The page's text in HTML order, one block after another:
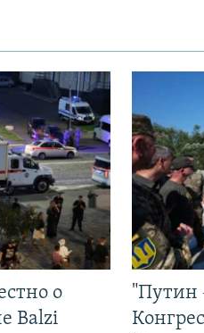
о
Balzi
"Путин